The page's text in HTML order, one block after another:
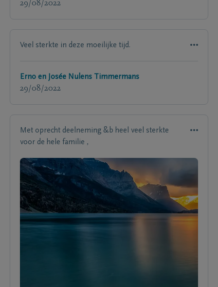
29/08/2022
Veel sterkte in deze moeilijke tijd.
Erno en Josée Nulens Timmermans
29/08/2022
Met oprecht deelneming &b heel veel sterkte
voor de hele familie ,